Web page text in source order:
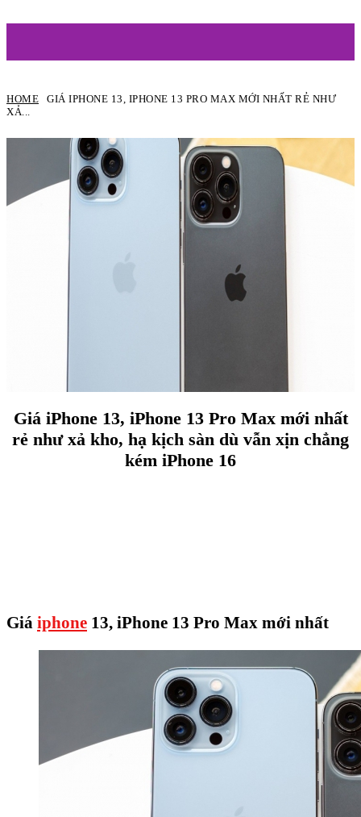
HOME
GIÁ IPHONE 13, IPHONE 13 PRO MAX MỚI NHẤT RẺ NHƯ
XẢ...
Giá iPhone 13, iPhone 13 Pro Max mới nhất
rẻ như xả kho, hạ kịch sàn dù vẫn xịn chẳng
kém iPhone 16
Giá iphone 13, iPhone 13 Pro Max mới nhất